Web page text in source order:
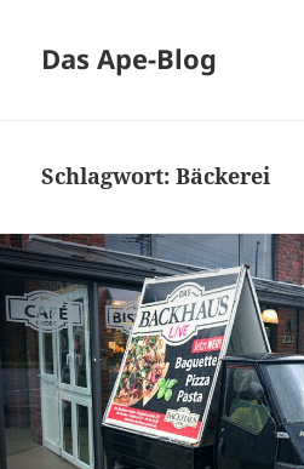
Das Ape-Blog
Schlagwort:Bäckerei